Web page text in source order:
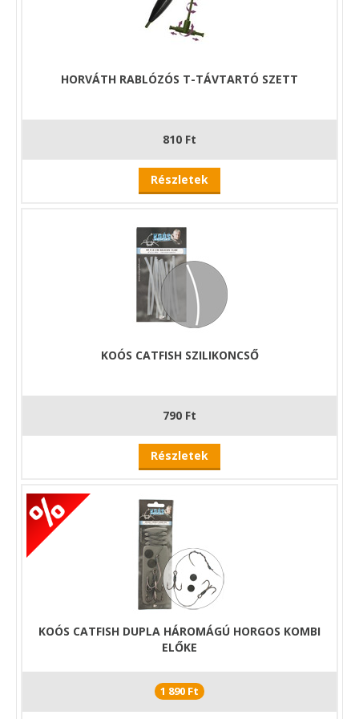
HORVÁTH RABLÓZÓS T-TÁVTARTÓ SZETT
810 Ft
Részletek
KOÓS CATFISH SZILIKONCSŐ
790 Ft
Részletek
KOÓS CATFISH DUPLA HÁROMÁGÚ HORGOS KOMBI
ELŐKE
1 890 Ft